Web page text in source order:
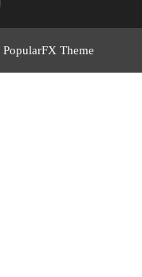
PopularFX Theme